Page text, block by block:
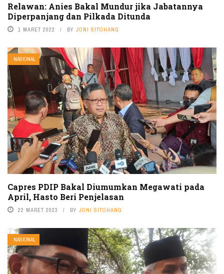
Relawan: Anies Bakal Mundur jika Jabatannya
Diperpanjang dan Pilkada Ditunda
1 MARET 2022 BY JONI SITOHANG
NASIONAL
Capres PDIP Bakal Diumumkan Megawati pada
April, Hasto Beri Penjelasan
22 MARET 2023 BY JONI SITOHANG
NASIONAL